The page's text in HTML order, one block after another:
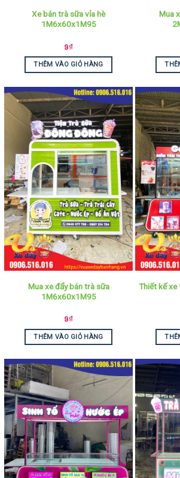
Xe bán trà sữa vỉa hè
1M6x60x1M95
9₫
THÊM VÀO GIỎ HÀNG
Mua
Mua xe đẩy bán trà sữa
1M6x60x1M95
9₫
THÊM VÀO GIỎ HÀNG
Thiết kế